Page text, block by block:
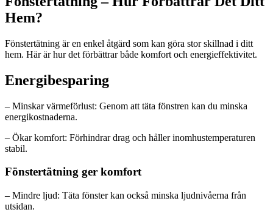
Hem?
Fönstertätning är en enkel åtgärd som kan göra stor skillnad i ditt
hem. Här är hur det förbättrar både komfort och energieffektivitet.
Energibesparing
– Minskar värmeförlust: Genom att täta fönstren kan du minska
energikostnaderna.
– Ökar komfort: Förhindrar drag och håller inomhustemperaturen
stabil.
Fönstertätning ger komfort
– Mindre ljud: Täta fönster kan också minska ljudnivåerna från
utsidan.